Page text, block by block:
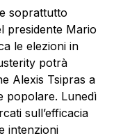
soprattutto
presidente Mario
le elezioni in
potrà
Alexis Tsipras a
popolare. Lunedì
sull’efficacia
intenzioni